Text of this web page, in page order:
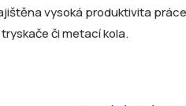
vysoká produktivita
či metací kola.